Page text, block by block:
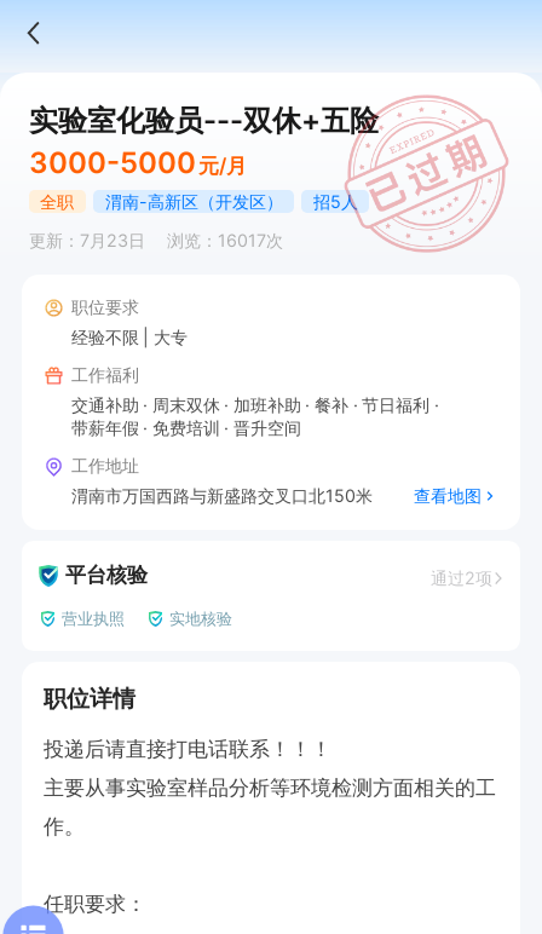
实验室化验员---双休+五险
3000-5000 元/月
全职 渭南-高新区（开发区）
招5人
更新：7月23日
浏览：16017次
职位要求
经验不限
大专
工作福利
交通补助
周末双休 加班补助 餐补
节日福利
带薪年假
免费培训
晋升空间
工作地址
渭南市万国西路与新盛路交叉口北150米
查看地图
平台核验 通过2项
营业执照 实地核验
职位详情
投递后请直接打电话联系！！！
主要从事实验室样品分析等环境检测方面相关的工
作。
任职要求：